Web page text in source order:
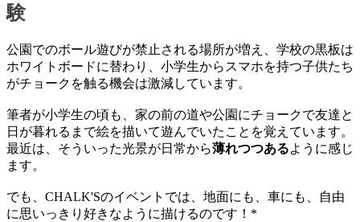
験
公園でのボール遊びが禁止される場所が増え、学校の黒板は
ホワイトボードに替わり、小学生からスマホを持つ子供たち
がチョークを触る機会は激減しています。
筆者が小学生の頃も、家の前の道や公園にチョークで友達と
日が暮れるまで絵を描いて遊んでいたことを覚えています。
最近は、そういった光景が日常から薄れつつあるように感じ
ます。
でも、CHALK'Sのイベントでは、地面にも、車にも、自由
に思いっきり好きなように描けるのです！*